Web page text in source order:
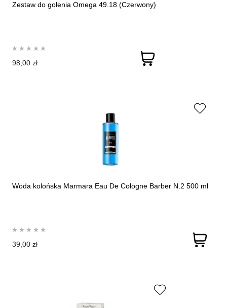
Zestaw do golenia Omega 49.18 (Czerwony)
98,00 zł
Woda kolońska Marmara Eau De Cologne Barber N.2 500 ml
39,00 zł